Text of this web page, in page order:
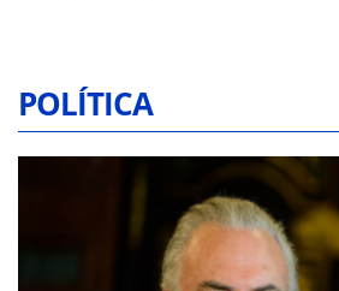
POLÍTICA